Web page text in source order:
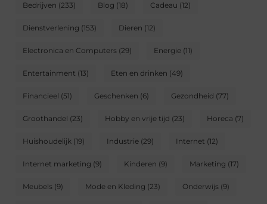
Bedrijven (233) Blog (18) Cadeau (12)
Dienstverlening (153) Dieren (12)
Electronica en Computers (29) Energie (11)
Entertainment (13) Eten en drinken (49)
Financieel (51) Geschenken (6) Gezondheid (77)
Groothandel (23) Hobby en vrije tijd (23) Horeca (7)
Huishoudelijk (19) Industrie (29) Internet (12)
Internet marketing (9) Kinderen (9) Marketing (17)
Meubels (9) Mode en Kleding (23) Onderwijs (9)